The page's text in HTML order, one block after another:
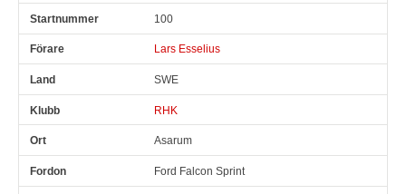
100
Lars Esselius
SWE
RHK
Asarum
Ford Falcon Sprint